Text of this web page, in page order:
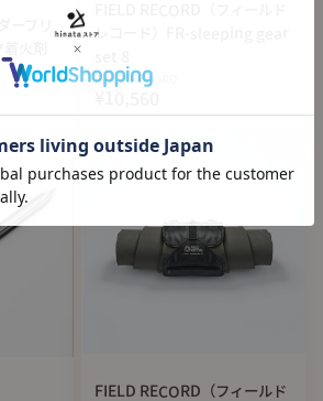
レコード）FR-sleeping gear
FIELD RECORD
FIELD RECORD（フィールド